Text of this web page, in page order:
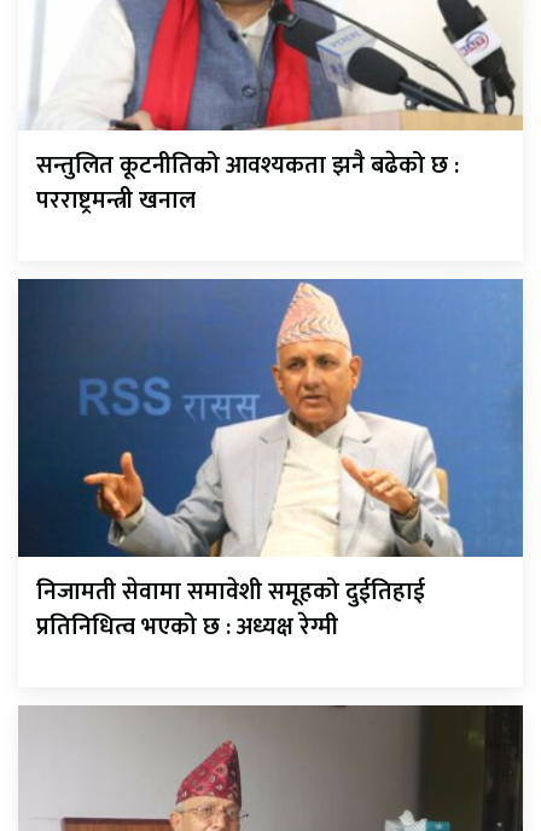
सन्तुलित कूटनीतिको आवश्यकता झनै बढेको छ :
परराष्ट्रमन्त्री खनाल
निजामती सेवामा समावेशी समूहको दुईतिहाई
प्रतिनिधित्व भएको छ : अध्यक्ष रेग्मी